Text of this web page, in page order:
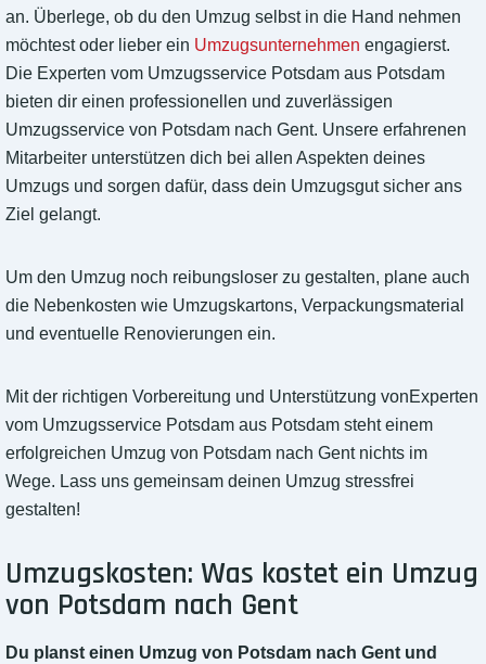
an. Überlege, ob du den Umzug selbst in die Hand nehmen
möchtest oder lieber ein Umzugsunternehmen engagierst.
Die Experten vom Umzugsservice Potsdam aus Potsdam
bieten dir einen professionellen und zuverlässigen
Umzugsservice von Potsdam nach Gent. Unsere erfahrenen
Mitarbeiter unterstützen dich bei allen Aspekten deines
Umzugs und sorgen dafür, dass dein Umzugsgut sicher ans
Ziel gelangt.
Um den Umzug noch reibungsloser zu gestalten, plane auch
die Nebenkosten wie Umzugskartons, Verpackungsmaterial
und eventuelle Renovierungen ein.
Mit der richtigen Vorbereitung und Unterstützung vonExperten
vom Umzugsservice Potsdam aus Potsdam steht einem
erfolgreichen Umzug von Potsdam nach Gent nichts im
Wege. Lass uns gemeinsam deinen Umzug stressfrei
gestalten!
Umzugskosten: Was kostet ein Umzug
von Potsdam nach Gent
Du planst einen Umzug von Potsdam nach Gent und